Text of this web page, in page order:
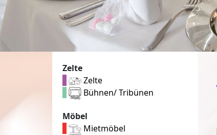
Zelte
Zelte
Bühnen/ Tribünen
Möbel
Mietmöbel